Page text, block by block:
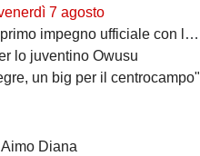
7 agosto
ufficiale con la Coppa Italia"
lo juventino Owusu
un big per il centrocampo"
Diana